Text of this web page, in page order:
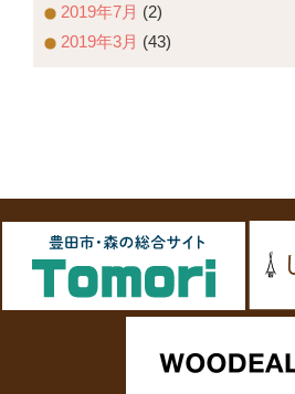
2019年7月 (2)
2019年3月 (43)